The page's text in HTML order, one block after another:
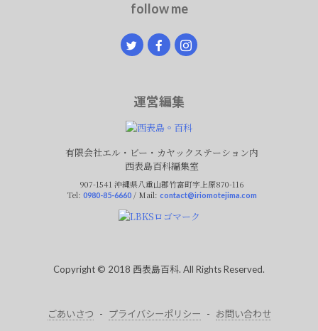
follow me
運営編集
有限会社エル・ビー・カヤックステーション内
西表島百科編集室
907-1541 沖縄県八重山郡竹富町字上原870-116
Tel: 0980-85-6660/ Mail: contact@iriomotejima.com
Copyright © 2018 西表島百科. All Rights Reserved.
ごあいさつ プライバシーポリシー お問い合わせ